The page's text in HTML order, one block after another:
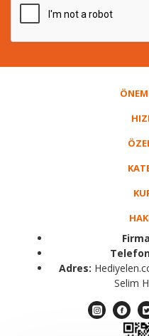
Adres:
Selim